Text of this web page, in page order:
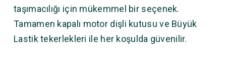
taşımacılığı için mükemmel bir seçenek.
Tamamen kapalı motor dişli kutusu ve Büyük
Lastik tekerlekleri ile her koşulda güvenilir.